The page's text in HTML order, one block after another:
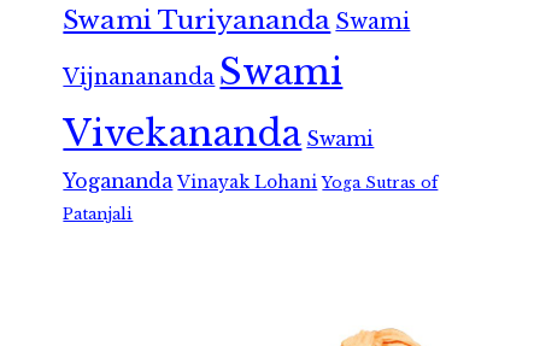
Swami Turiyananda Swami
Vijnanananda Swami
Vivekananda Swami
Yogananda Vinayak Lohani Yoga Sutras of
Patanjali